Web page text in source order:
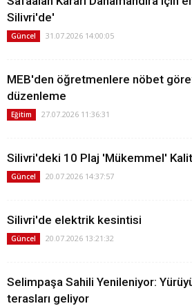
Silivri'de'
Güncel 31.07.2026 14:00:05
MEB'den öğretmenlere nöbet
düzenleme
Eğitim 27.07.2026 11:36:31
Silivri'deki 10 Plaj 'Mükemmel'
Güncel 20.07.2026 14:37:57
Silivri'de elektrik kesintisi
Güncel 20.07.2026 13:21:32
Selimpaşa Sahili Yenileniyor:
terasları geliyor